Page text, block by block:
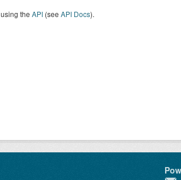
the API (see API Docs).